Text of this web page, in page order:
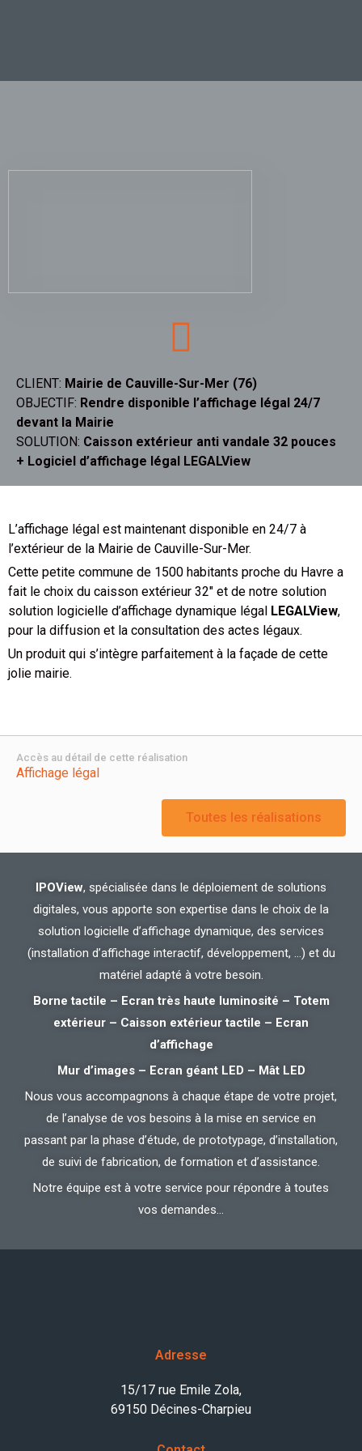
CLIENT: Mairie de Cauville-Sur-Mer (76)
OBJECTIF: Rendre disponible l’affichage légal 24/7
devant la Mairie
SOLUTION: Caisson extérieur anti vandale 32 pouces
+ Logiciel d’affichage légal LEGALView
L’affichage légal est maintenant disponible en 24/7 à
l’extérieur de la Mairie de Cauville-Sur-Mer.
Cette petite commune de 1500 habitants proche du Havre a
fait le choix du caisson extérieur 32″ et de notre solution
solution logicielle d’affichage dynamique légal LEGALView,
pour la diffusion et la consultation des actes légaux.
Un produit qui s’intègre parfaitement à la façade de cette
jolie mairie.
Accès au détail de cette réalisation
Affichage légal
Toutes les réalisations
IPOView, spécialisée dans le déploiement de solutions
digitales, vous apporte son expertise dans le choix de la
solution logicielle d’affichage dynamique, des services
(installation d’affichage interactif, développement, …) et du
matériel adapté à votre besoin.
Borne tactile – Ecran très haute luminosité – Totem
extérieur – Caisson extérieur tactile – Ecran
d’affichage
Mur d’images – Ecran géant LED – Mât LED
Nous vous accompagnons à chaque étape de votre projet,
de l’analyse de vos besoins à la mise en service en
passant par la phase d’étude, de prototypage, d’installation,
de suivi de fabrication, de formation et d’assistance.
Notre équipe est à votre service pour répondre à toutes
vos demandes…
Adresse
15/17 rue Emile Zola,
69150 Décines-Charpieu